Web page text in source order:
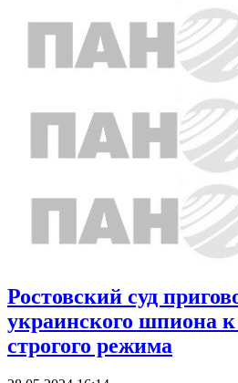
Ростовский суд
украинского шпиона к
строгого режима